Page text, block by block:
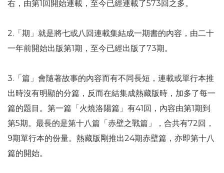
右，由第1回開始連載，至今已經連載了573回之多。
2.「期」就是將七或八回連載集結成一期書的內容，由二十
一年前開始出版第1期，至今已經出版了73期。
3.「篇」會隨著故事的內容而有不同長短，連載或單行本推
出時沒有明顯的分篇，反而在結集成熱藏版時，加多了每一
篇的題目。第一篇「火燒洛陽篇」有41回，內容由第1期到
第5期。最長的是第十八篇「赤壁之戰篇」，合共有72回，
9期單行本的份量。熱藏版剛推出24期赤壁篇，亦即第十八
篇的開始。